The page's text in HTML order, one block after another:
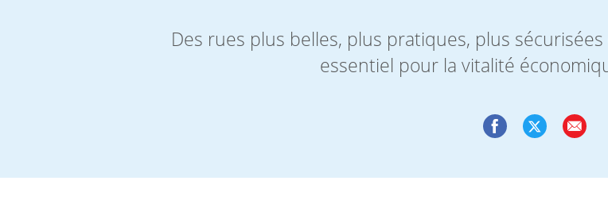
Des rues plus belles, plus pratiques, plus
essentiel pour la vitalité